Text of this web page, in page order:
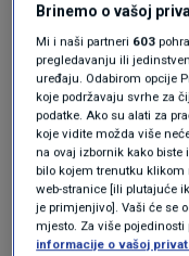
"Kad dođe jesen
čitavo jezero. To
danima, malo se
RTLBožo Šušaiz
Brinemo o vašoj
Mi i naši partneri 603
pregledavanju ili
uređaju. Odabirom opcije
koje podržavaju svrhe za
podatke. Ako su alati za
koje vidite možda više
na ovaj izbornik kako
bilo kojem trenutku klikom
web-stranice [ili plutajuće
je primjenjivo]. Vaši će se
mjesto. Za više pojedinosti
informacije o vašoj